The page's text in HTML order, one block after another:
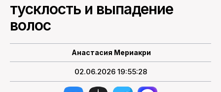
тусклость и выпадение
волос
Анастасия Мериакри
02.06.2026 19:55:28